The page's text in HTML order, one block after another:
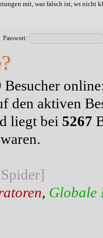
mit, was falsch ist, ws nicht
Passwort:
Besucher
den aktiven
liegt bei 5267
, Globale